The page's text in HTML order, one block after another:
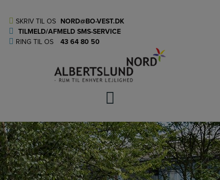
indholdet
SKRIV TIL OS NORD@BO-VEST.DK
TILMELD/AFMELD SMS-SERVICE
RING TIL OS
43 64 80 50